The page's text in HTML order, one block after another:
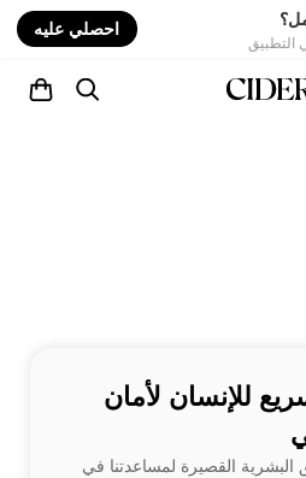
احصلي عليه
للإنسان لأمان
القصيرة لمساعدتنا في